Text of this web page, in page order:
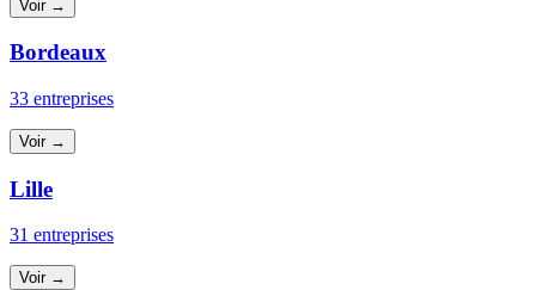
Voir →
Bordeaux
33 entreprises
Voir →
Lille
31 entreprises
Voir →